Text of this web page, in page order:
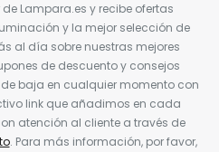
Lampara.es y recibe ofertas
y la mejor selección de
al día sobre nuestras mejores
de descuento y consejos
baja en cualquier momento con
link que añadimos en cada
atención al cliente a través de
. Para más información, por favor,